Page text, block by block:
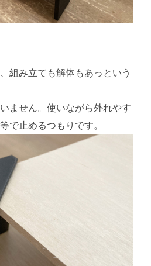
組み立ても解体もあっという
ません。使いながら外れやす
で止めるつもりです。